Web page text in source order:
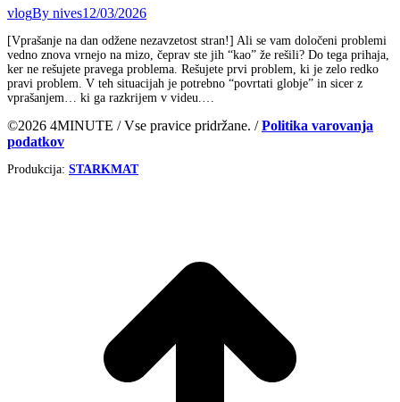
vlogBy nives12/03/2026
[Vprašanje na dan odžene nezavzetost stran!] Ali se vam določeni problemi
vedno znova vrnejo na mizo, čeprav ste jih “kao” že rešili? Do tega prihaja,
ker ne rešujete pravega problema. Rešujete prvi problem, ki je zelo redko
pravi problem. V teh situacijah je potrebno “povrtati globje” in sicer z
vprašanjem… ki ga razkrijem v videu.…
©2026 4MINUTE / Vse pravice pridržane. /Politika varovanja
podatkov
Produkcija: STARKMAT